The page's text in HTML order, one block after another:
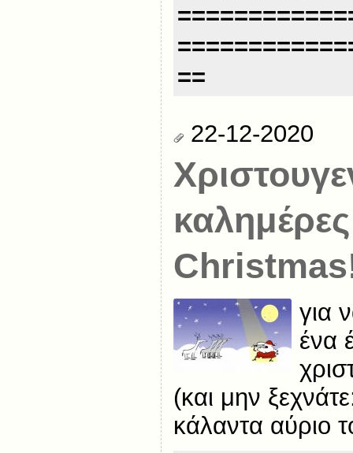
==
22-12-2020
για
ένα
(και μην
κάλαντα αύριο